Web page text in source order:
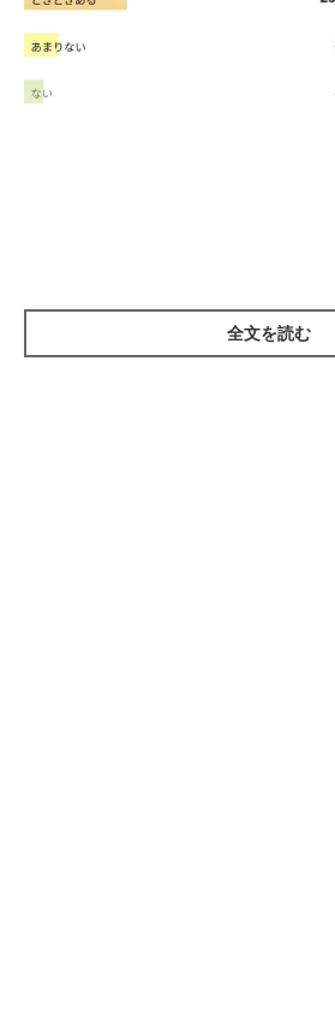
愛犬が「もっとなでて」と催促すること
全文を読む